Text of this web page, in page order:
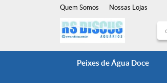
Quem Somos Nossas Lojas
Peixes de Água Doce